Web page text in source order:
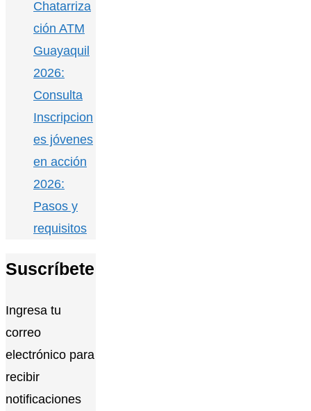
Chatarriza
ción ATM
Guayaquil
2026:
Consulta
Inscripcion
es jóvenes
en acción
2026:
Pasos y
requisitos
Suscríbete
Ingresa tu
correo
electrónico para
recibir
notificaciones